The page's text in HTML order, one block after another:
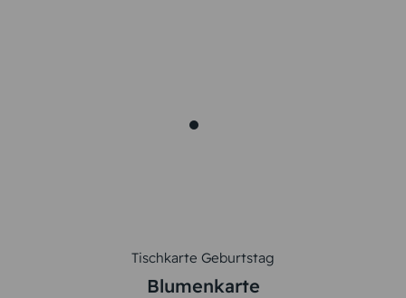
Tischkarte Geburtstag
Blumenkarte